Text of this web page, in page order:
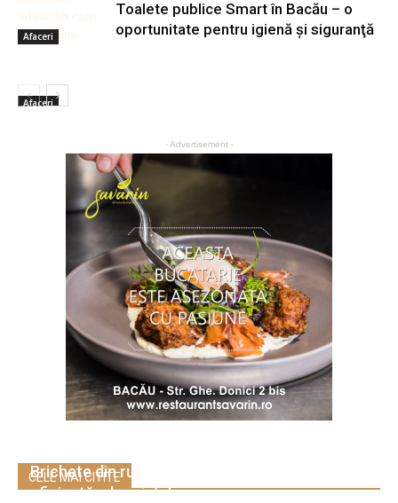
Afaceri
Afaceri
Toalete publice Smart în Bacău – o
oportunitate pentru igienă şi siguranţă
- Advertisement -
CELE MAI CITITE
Brichete din rumeguș – pentru încălzirea
eficientă a locuințelor